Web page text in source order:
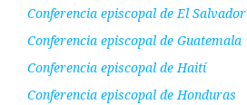
Conferencia episcopal de El Salvador
Conferencia episcopal de Guatemala
Conferencia episcopal de Haití
Conferencia episcopal de Honduras